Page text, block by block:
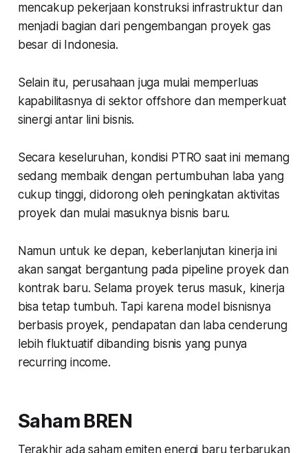
mencakup pekerjaan konstruksi infrastruktur dan
menjadi bagian dari pengembangan proyek gas
besar di Indonesia.
Selain itu, perusahaan juga mulai memperluas
kapabilitasnya di sektor offshore dan memperkuat
sinergi antar lini bisnis.
Secara keseluruhan, kondisi PTRO saat ini memang
sedang membaik dengan pertumbuhan laba yang
cukup tinggi, didorong oleh peningkatan aktivitas
proyek dan mulai masuknya bisnis baru.
Namun untuk ke depan, keberlanjutan kinerja ini
akan sangat bergantung pada pipeline proyek dan
kontrak baru. Selama proyek terus masuk, kinerja
bisa tetap tumbuh. Tapi karena model bisnisnya
berbasis proyek, pendapatan dan laba cenderung
lebih fluktuatif dibanding bisnis yang punya
recurring income.
Saham BREN
Terakhir ada saham emiten energi baru terbarukan